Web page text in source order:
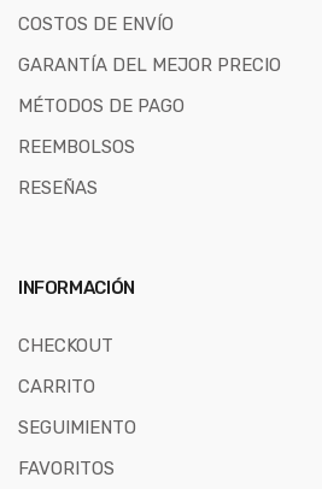
COSTOS DE ENVÍO
GARANTÍA DEL MEJOR PRECIO
MÉTODOS DE PAGO
REEMBOLSOS
RESEÑAS
INFORMACIÓN
CHECKOUT
CARRITO
SEGUIMIENTO
FAVORITOS